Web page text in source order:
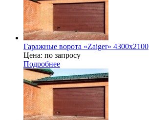
Гаражные ворота «Zaiger» 4300х2100
Цена: по запросу
Подробнее